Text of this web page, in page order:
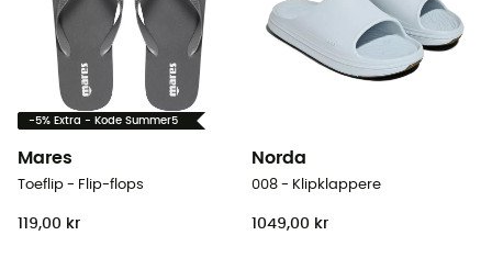
-5% Extra - Kode Summer5
Mares
Toeflip - Flip-flops
119,00 kr
Norda
008 - Klipklappere
1049,00 kr